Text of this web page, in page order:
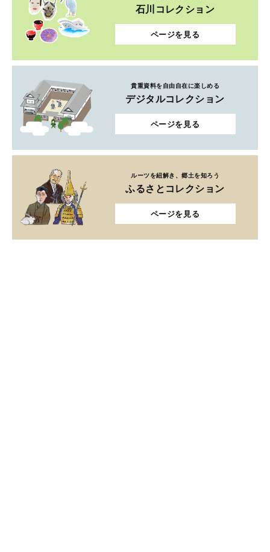
石川コレクション
ページを見る
貴重資料を自由自在に楽しめる
デジタルコレクション
ページを見る
ルーツを紐解き、郷土を知ろう
ふるさとコレクション
ページを見る